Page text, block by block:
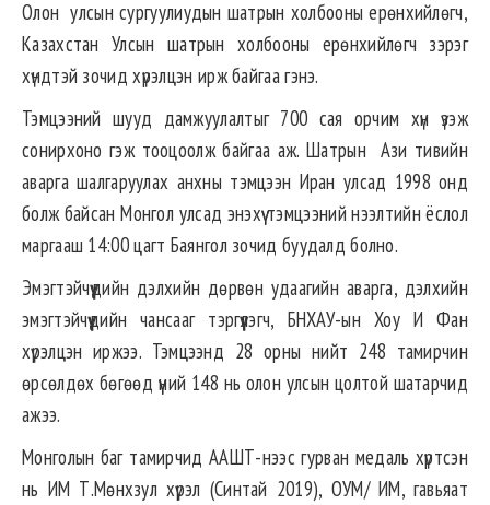
Олон улсын сургуулиудын шатрын холбооны ерөнхийлөгч,
Казахстан Улсын шатрын холбооны ерөнхийлөгч зэрэг
хүндтэй зочид хүрэлцэн ирж байгаа гэнэ.
Тэмцээний шууд дамжуулалтыг 700 сая орчим хүн үзэж
сонирхоно гэж тооцоолж байгаа аж. Шатрын Ази тивийн
аварга шалгаруулах анхны тэмцээн Иран улсад 1998 онд
болж байсан Монгол улсад энэхүү тэмцээний нээлтийн ёслол
маргааш 14:00 цагт Баянгол зочид буудалд болно.
Эмэгтэйчүүдийн дэлхийн дөрвөн удаагийн аварга, дэлхийн
эмэгтэйчүүдийн чансааг тэргүүлэгч, БНХАУ-ын Хоу И Фан
хүрэлцэн иржээ. Тэмцээнд 28 орны нийт 248 тамирчин
өрсөлдөх бөгөөд үүний 148 нь олон улсын цолтой шатарчид
ажээ.
Монголын баг тамирчид ААШТ-нээс гурван медаль хүртсэн
нь ИМ Т.Мөнхзул хүрэл (Синтай 2019), ОУМ/ ИМ, гавьяат